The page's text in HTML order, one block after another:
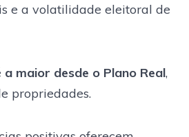
e a volatilidade eleitoral de
a maior desde o Plano Real,
propriedades.